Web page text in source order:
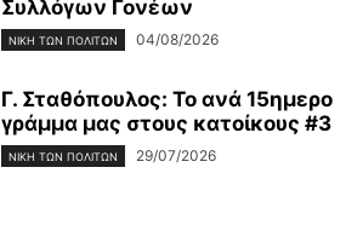
Συλλόγων Γονέων
ΝΊΚΗ ΤΩΝ ΠΟΛΙΤΏΝ 04/08/2026
Γ. Σταθόπουλος: Το ανά 15ημερο
γράμμα μας στους κατοίκους #3
ΝΊΚΗ ΤΩΝ ΠΟΛΙΤΏΝ 29/07/2026